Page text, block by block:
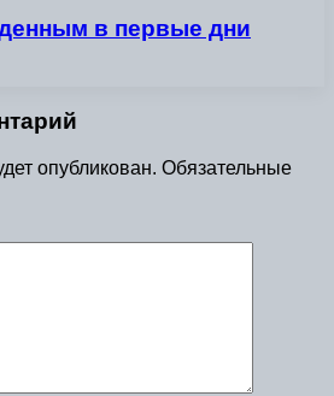
в первые дни
опубликован. Обязательные